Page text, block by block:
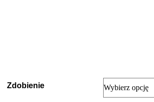
Zdobienie